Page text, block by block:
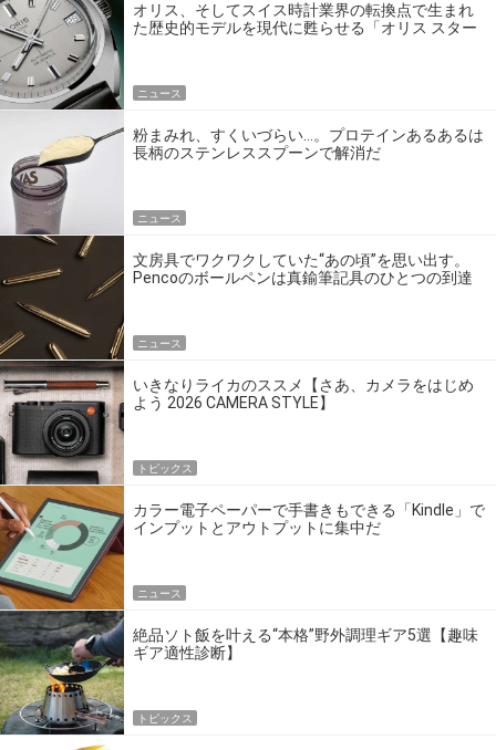
オリス、そしてスイス時計業界の転換点で生まれ
た歴史的モデルを現代に甦らせる「オリス スター
ニュース
粉まみれ、すくいづらい…。プロテインあるあるは
長柄のステンレススプーンで解消だ
ニュース
文房具でワクワクしていた“あの頃”を思い出す。
Pencoのボールペンは真鍮筆記具のひとつの到達
ニュース
いきなりライカのススメ【さあ、カメラをはじめ
よう 2026 CAMERA STYLE】
トピックス
カラー電子ペーパーで手書きもできる「Kindle」で
インプットとアウトプットに集中だ
ニュース
絶品ソト飯を叶える“本格”野外調理ギア5選【趣味
ギア適性診断】
トピックス